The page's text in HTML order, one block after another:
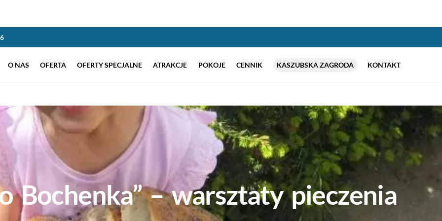
O NAS OFERTA OFERTY SPECJALNE ATRAKCJE POKOJE CENNIK KASZUBSKA ZAGRODA KONTAKT
Bochenka” – warsztaty pieczenia